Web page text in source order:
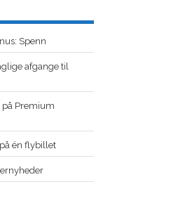
Spenn
afgange til
på Premium
én flybillet